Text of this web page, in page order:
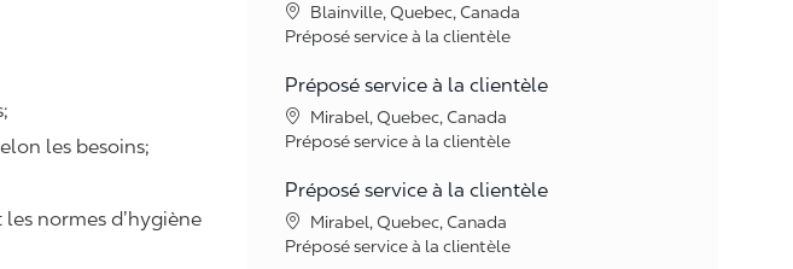
les besoins;
normes d’hygiène
LieuBlainville, Quebec, Canada
Catégorie
Préposé service à la clientèle
Préposé service à la clientèle
LieuMirabel, Quebec, Canada
Catégorie
Préposé service à la clientèle
Préposé service à la clientèle
LieuMirabel, Quebec, Canada
Catégorie
Préposé service à la clientèle